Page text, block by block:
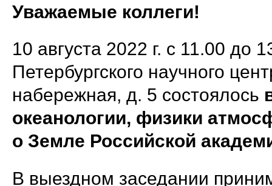
Уважаемые коллеги!
10 августа 2022 г. с 11.00 до
Петербургского научного
набережная, д. 5 состоялось
океанологии, физики
о Земле Российской
В выездном заседании